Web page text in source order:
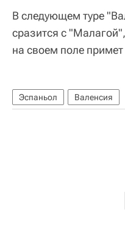
В следующем туре
сразится с
на своем поле
Эспаньол Валенсия